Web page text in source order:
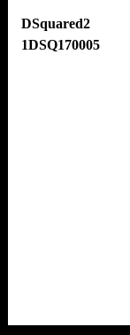
DSquared2
1DSQ170005